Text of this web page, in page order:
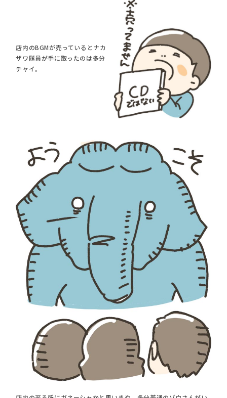
店内のBGMが売っているとナカ
ザワ隊員が手に取ったのは多分
チャイ。